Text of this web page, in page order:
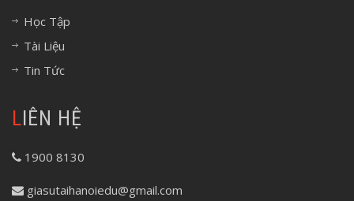
Học Tập
Tài Liệu
Tin Tức
LIÊN HỆ
1900 8130
giasutaihanoiedu@gmail.com